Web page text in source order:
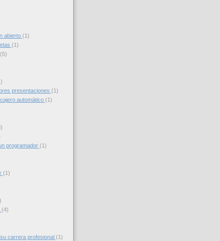
abierto (1)
(1)
(5)
presentaciones (1)
automático (1)
programador (1)
(1)
(4)
carrera profesional (1)